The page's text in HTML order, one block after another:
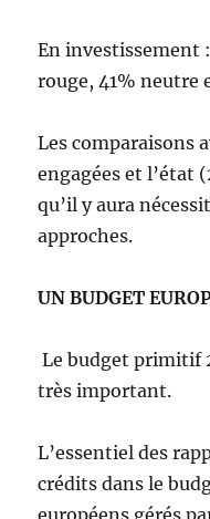
En investissement
rouge, 41% neutre
Les comparaisons
engagées et l’état
qu’il y aura
approches.
UN BUDGET
Le budget primitif
très important.
L’essentiel des
crédits dans le
européens gérés